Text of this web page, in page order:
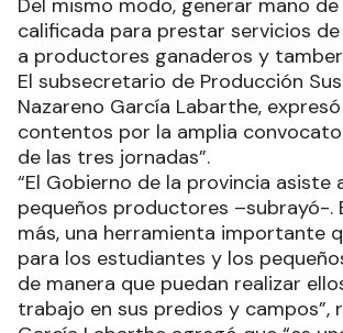
Del mismo modo, generar mano
calificada para prestar servicios
a productores ganaderos y
El subsecretario de Producción
Nazareno García Labarthe,
contentos por la amplia
de las tres jornadas”.
“El Gobierno de la provincia asiste
pequeños productores –subrayó-.
más, una herramienta importante
para los estudiantes y los
de manera que puedan realizar
trabajo en sus predios y campos”,